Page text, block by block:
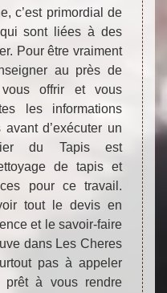
c’est primordial de
sont liées à des
Pour être vraiment
au près de
offrir et vous
les informations
d’exécuter un
du Tapis est
de tapis et
pour ce travail.
tout le devis en
et le savoir-faire
dans Les Cheres
pas à appeler
à vous rendre